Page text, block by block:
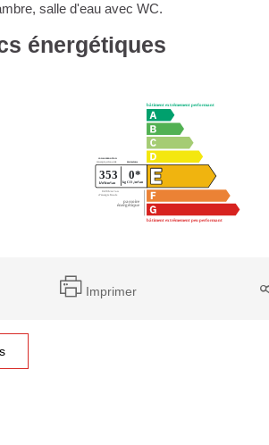
salle d'eau avec WC.
énergétiques
Imprimer